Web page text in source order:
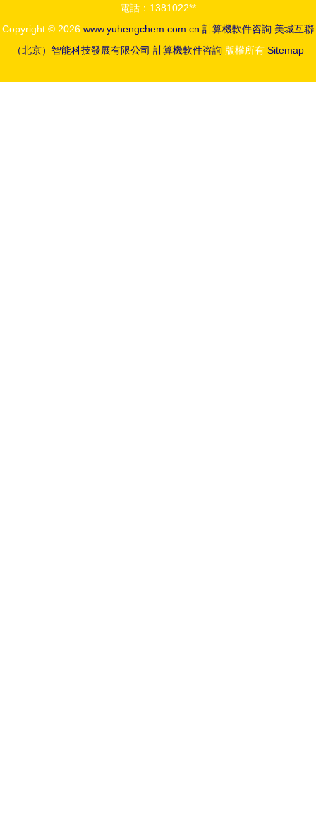
章
電話：1381022**
Copyright © 2026 www.yuhengchem.com.cn 計算機軟件咨詢 美城互聯
（北京）智能科技發展有限公司 計算機軟件咨詢 版權所有 Sitemap